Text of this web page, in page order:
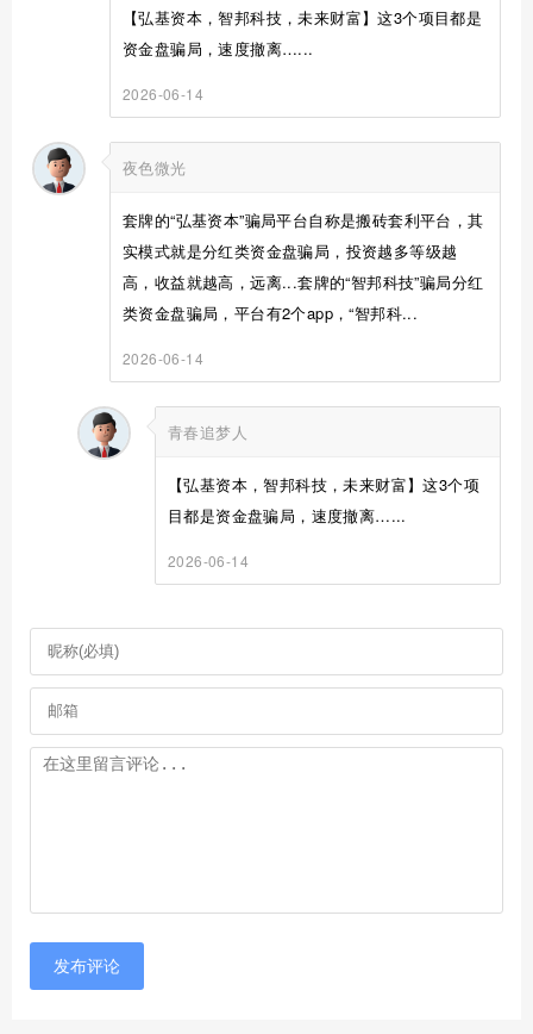
【弘基资本，智邦科技，未来财富】这3个项目都是
资金盘骗局，速度撤离…...
2026-06-14
夜色微光
套牌的“弘基资本”骗局平台自称是搬砖套利平台，其
实模式就是分红类资金盘骗局，投资越多等级越
高，收益就越高，远离...套牌的“智邦科技”骗局分红
类资金盘骗局，平台有2个app，“智邦科...
2026-06-14
青春追梦人
【弘基资本，智邦科技，未来财富】这3个项
目都是资金盘骗局，速度撤离…...
2026-06-14
发布评论